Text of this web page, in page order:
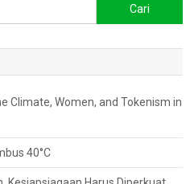
untuk:
Climate, Women, and Tokenism in
40°C